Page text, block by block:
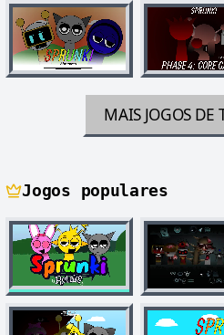
MAIS JOGOS DE
Jogos populares